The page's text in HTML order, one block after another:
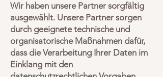
Wir haben unsere Partner sorgfältig
ausgewählt. Unsere Partner sorgen
durch geeignete technische und
organisatorische Maßnahmen dafür,
dass die Verarbeitung Ihrer Daten im
Einklang mit den